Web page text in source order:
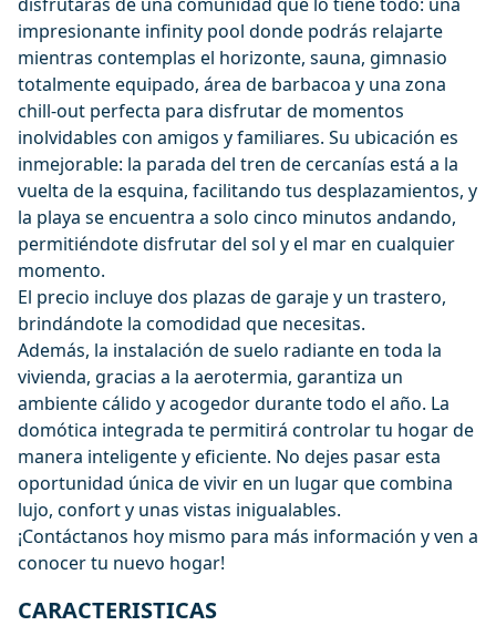
impresionante infinity pool donde podrás relajarte
mientras contemplas el horizonte, sauna, gimnasio
totalmente equipado, área de barbacoa y una zona
chill-out perfecta para disfrutar de momentos
inolvidables con amigos y familiares. Su ubicación es
inmejorable: la parada del tren de cercanías está a la
vuelta de la esquina, facilitando tus desplazamientos, y
la playa se encuentra a solo cinco minutos andando,
permitiéndote disfrutar del sol y el mar en cualquier
momento.
El precio incluye dos plazas de garaje y un trastero,
brindándote la comodidad que necesitas.
Además, la instalación de suelo radiante en toda la
vivienda, gracias a la aerotermia, garantiza un
ambiente cálido y acogedor durante todo el año. La
domótica integrada te permitirá controlar tu hogar de
manera inteligente y eficiente. No dejes pasar esta
oportunidad única de vivir en un lugar que combina
lujo, confort y unas vistas inigualables.
¡Contáctanos hoy mismo para más información y ven a
conocer tu nuevo hogar!
CARACTERISTICAS